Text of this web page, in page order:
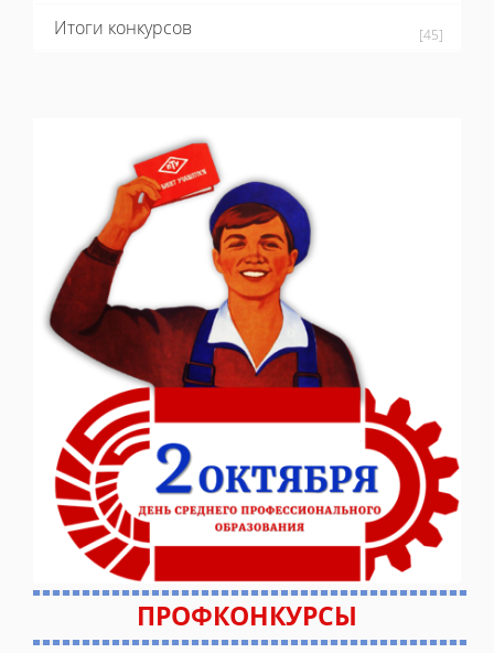
Итоги конкурсов [45]
ПРОФКОНКУРСЫ